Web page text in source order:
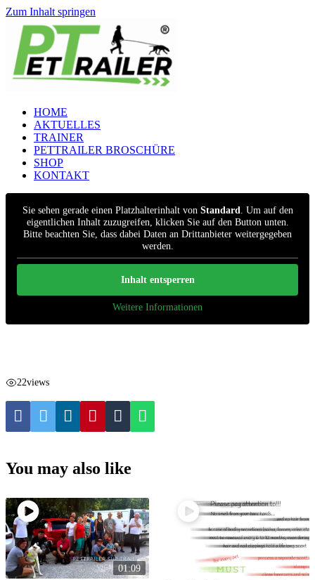
Zum Inhalt springen
HOME
AKTUELLES
TRAINER
PETTRAILER BROSCHÜRE
SHOP
KONTAKT
Sie sehen gerade einen Platzhalterinhalt von Standard. Um auf den
eigentlichen Inhalt zuzugreifen, klicken Sie auf den Button unten.
Bitte beachten Sie, dass dabei Daten an Drittanbieter weitergegeben
werden.
Inhalt entsperren
Weitere Informationen
22views
You may also like
01:09